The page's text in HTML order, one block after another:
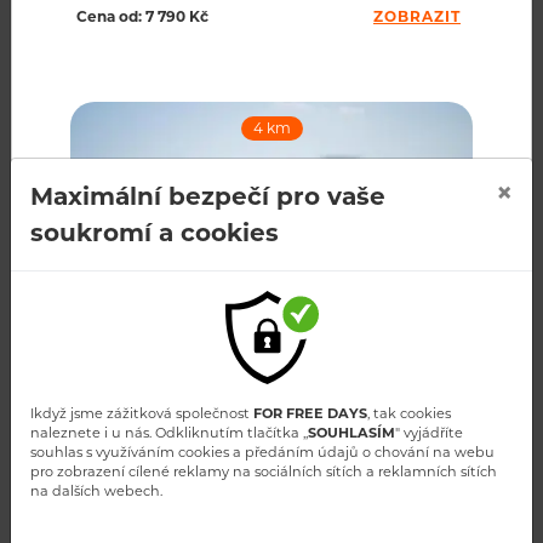
Cena od: 7 790 Kč ZOBRAZIT
SUCHÝ VRCH Z PALUBY VRTULNÍKU
4 km
RECENZE
Kdo s námi letěl
Maximální bezpečí pro vaše
soukromí a cookies
×
Ikdyž jsme zážitková společnost FOR FREE DAYS , tak cookies
naleznete i u nás. Odkliknutím tlačítka ,, SOUHLASÍM" vyjádříte
souhlas s využíváním cookies a předáním údajů o chování na webu
pro zobrazení cílené reklamy na sociálních sítích a reklamních sítích
na dalších webech.